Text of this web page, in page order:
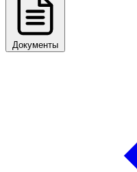
Документы